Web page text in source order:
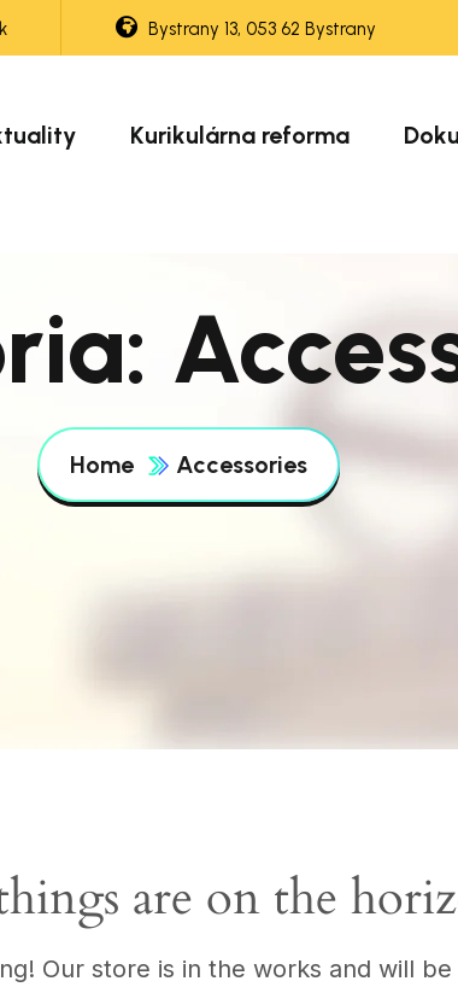
Bystrany 13, 053 62 Bystrany
Kurikulárna reforma
Home Accessories
are on the
Our store is in the works and will